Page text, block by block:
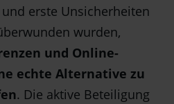
erste Unsicherheiten
wurden,
und Online-
echte Alternative zu
. Die aktive Beteiligung